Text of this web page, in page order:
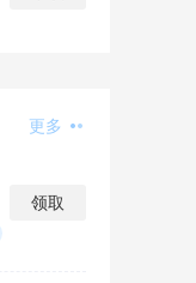
更多
领取